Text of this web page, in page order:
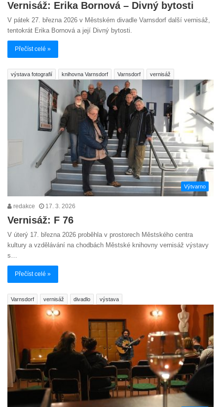
Vernisáž: Erika Bornová – Divný bytosti
V pátek 27. března 2026 v Městském divadle Varnsdorf další vernisáž,
tentokrát Erika Bornová a její Divný bytosti.
Přečíst celé »
výstava fotografií knihovna Varnsdorf Varnsdorf vernisáž
Výtvarno
redakce 17. 3. 2026
Vernisáž: F 76
V úterý 17. března 2026 proběhla v prostorech Městského centra
kultury a vzdělávání na chodbách Městské knihovny vernisáž výstavy
s…
Přečíst celé »
Varnsdorf vernisáž divadlo výstava